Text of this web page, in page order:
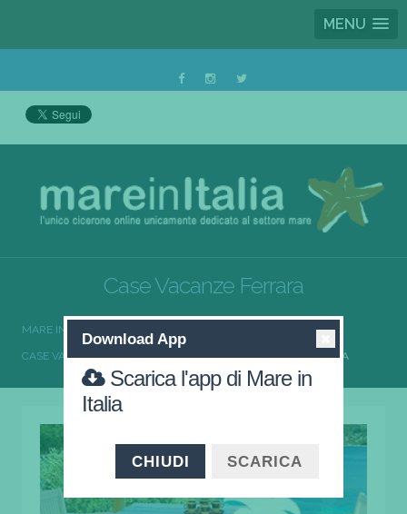
MENU
Case Vacanze Ferrara
MARE IN ITALIA
CASE VACANZE EMILIA-ROMAGNA CASE VACANZE FERRARA
Download App
Scarica l'app di Mare in
Italia
CHIUDI SCARICA